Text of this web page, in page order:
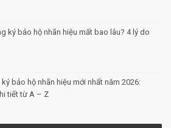
ký bảo hộ nhãn hiệu mất bao lâu? 4 lý do
bảo hộ nhãn hiệu mới nhất năm 2026:
tiết từ A – Z